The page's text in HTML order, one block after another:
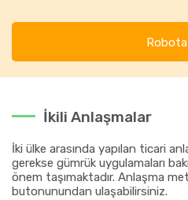
İkili Anlaşmalar
İki ülke arasında yapılan ticari
gerekse gümrük uygulamaları
önem taşımaktadır. Anlaşma
butonunundan ulaşabilirsiniz.